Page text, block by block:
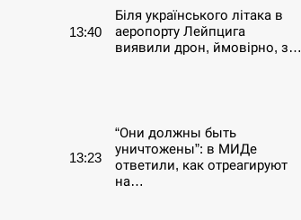
13:40
Біля українського літака в
аеропорту Лейпцига
виявили дрон, ймовірно, з…
13:23
“Они должны быть
уничтожены”: в МИДе
ответили, как отреагируют
на…